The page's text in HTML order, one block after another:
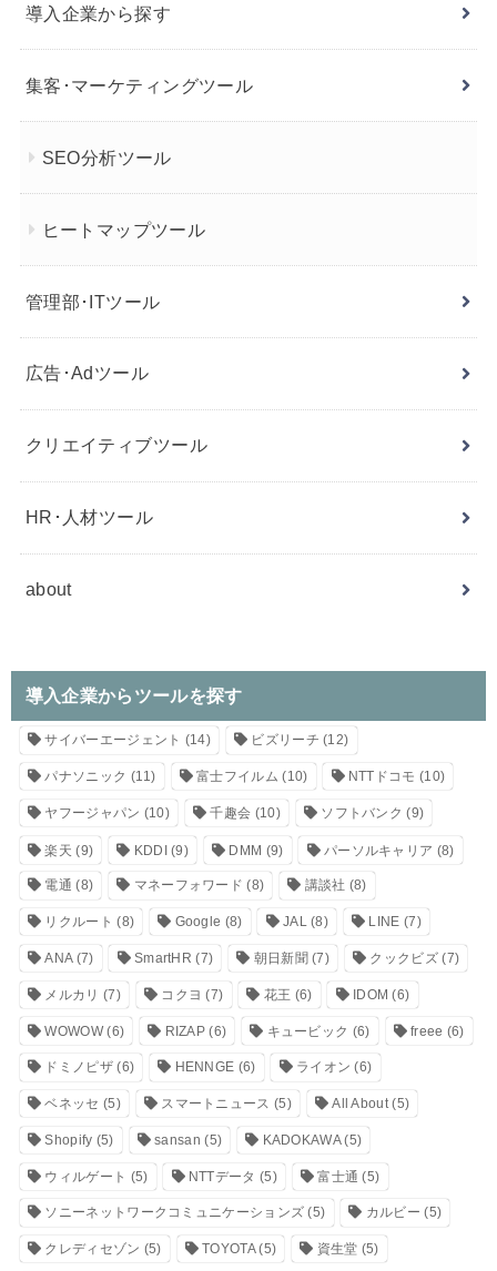
導入企業から探す
集客･マーケティングツール
SEO分析ツール
ヒートマップツール
管理部･ITツール
広告･Adツール
クリエイティブツール
HR･人材ツール
about
導入企業からツールを探す
サイバーエージェント (14) ビズリーチ (12)
パナソニック (11) 富士フイルム (10) NTTドコモ (10)
ヤフージャパン (10) 千趣会 (10) ソフトバンク (9)
楽天 (9) KDDI(9) DMM (9) パーソルキャリア (8)
電通 (8) マネーフォワード (8) 講談社 (8)
リクルート (8) Google (8) JAL(8) LINE (7)
ANA(7) SmartHR (7) 朝日新聞 (7) クックビズ(7)
メルカリ (7) コクヨ (7) 花王 (6) IDOM (6)
WOWOW(6) RIZAP (6) キュービック (6) freee (6)
ドミノピザ(6) HENNGE (6) ライオン (6)
ベネッセ (5) スマートニュース (5) All About(5)
Shopify (5) sansan (5) KADOKAWA(5)
ウィルゲート (5) NTTデータ (5) 富士通 (5)
ソニーネットワークコミュニケーションズ (5) カルビー (5)
クレディセゾン (5) TOYOTA(5) 資生堂 (5)